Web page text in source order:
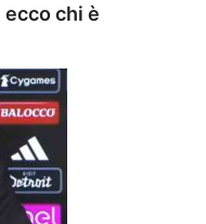
chi è